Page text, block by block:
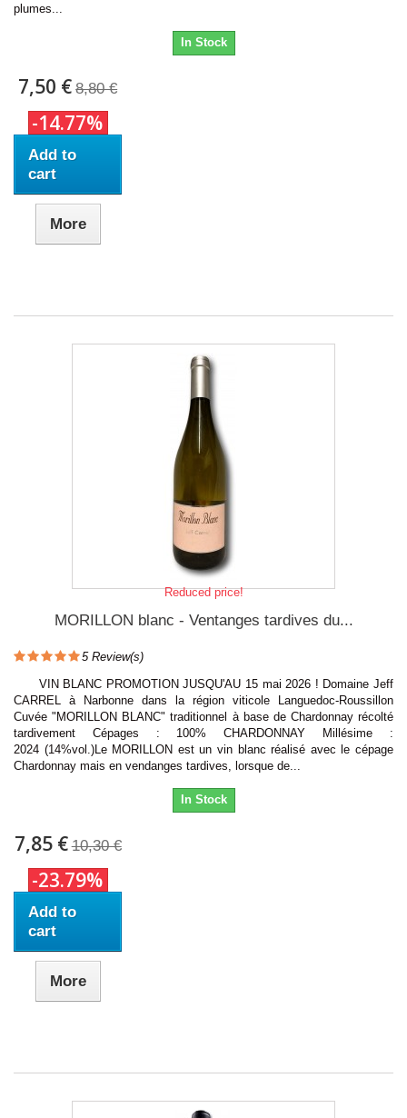
plumes...
In Stock
7,50 € 8,80 €
-14.77%
Add to
cart
More
Reduced price!
MORILLON blanc - Ventanges tardives du...
5Review(s)
VIN BLANC PROMOTION JUSQU'AU 15 mai 2026 ! Domaine Jeff
CARREL à Narbonne dans la région viticole Languedoc-Roussillon
Cuvée "MORILLON BLANC" traditionnel à base de Chardonnay récolté
tardivement Cépages : 100% CHARDONNAY Millésime :
2024 (14%vol.)Le MORILLON est un vin blanc réalisé avec le cépage
Chardonnay mais en vendanges tardives, lorsque de...
In Stock
7,85 € 10,30 €
-23.79%
Add to
cart
More